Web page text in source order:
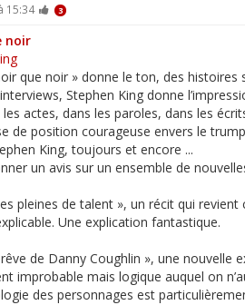
15:34 3
noir
que noir » donne le ton, des histoires
Stephen King donne
actes, dans les paroles, dans les
de position courageuse envers le
King, toujours et encore ...
un avis sur un ensemble de
pleines de talent », un récit qui
Une explication fantastique.
de Danny Coughlin », une
improbable mais logique auquel on
des personnages est